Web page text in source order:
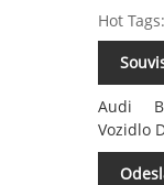
Hot
Audi
Vozidlo